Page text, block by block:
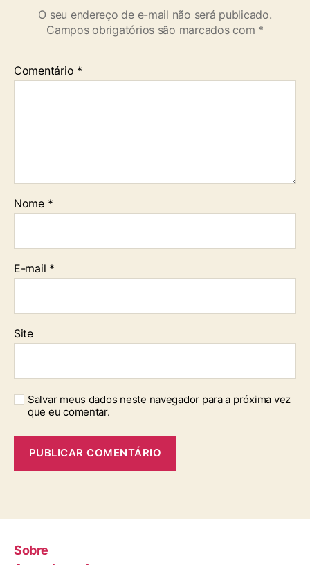
O seu endereço de e-mail não será publicado.
Campos obrigatórios são marcados com *
Comentário *
Nome *
E-mail *
Site
Salvar meus dados neste navegador para a próxima vez
que eu comentar.
Sobre